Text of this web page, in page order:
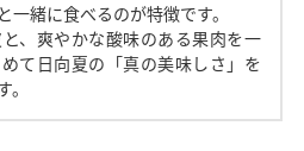
一緒に食べるのが特徴です。
、爽やかな酸味のある果肉を一
て日向夏の「真の美味しさ」を